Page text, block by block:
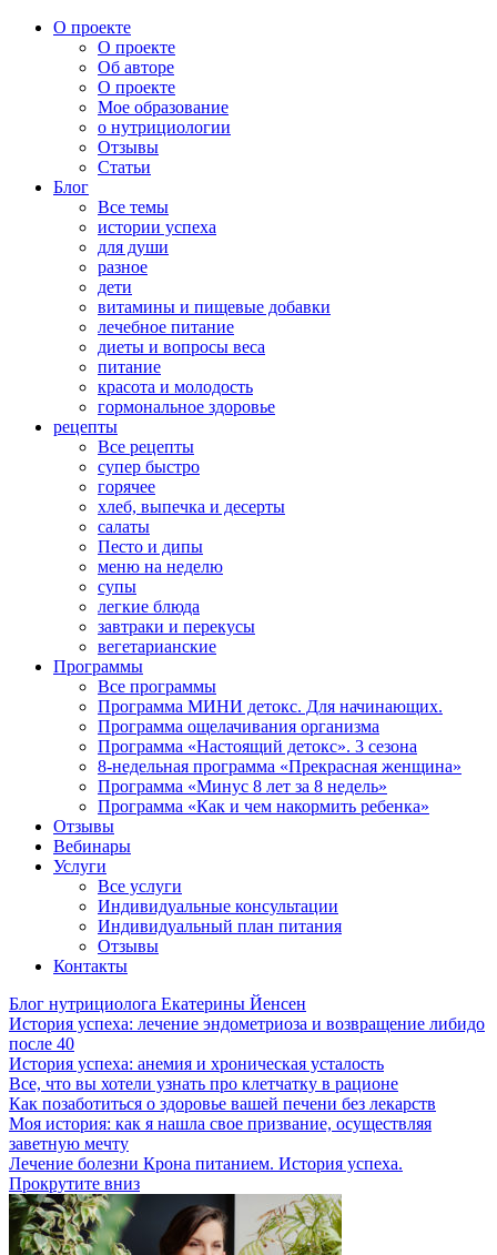
О проекте
О проекте
Об авторе
О проекте
Мое образование
о нутрициологии
Отзывы
Статьи
Блог
Все темы
истории успеха
для души
разное
дети
витамины и пищевые добавки
лечебное питание
диеты и вопросы веса
питание
красота и молодость
гормональное здоровье
рецепты
Все рецепты
супер быстро
горячее
хлеб, выпечка и десерты
салаты
Песто и дипы
меню на неделю
супы
легкие блюда
завтраки и перекусы
вегетарианские
Программы
Все программы
Программа МИНИ детокс. Для начинающих.
Программа ощелачивания организма
Программа «Настоящий детокс». 3 сезона
8-недельная программа «Прекрасная женщина»
Программа «Минус 8 лет за 8 недель»
Программа «Как и чем накормить ребенка»
Отзывы
Вебинары
Услуги
Все услуги
Индивидуальные консультации
Индивидуальный план питания
Отзывы
Контакты
Блог нутрициолога Екатерины Йенсен
История успеха: лечение эндометриоза и возвращение либидо
после 40
История успеха: анемия и хроническая усталость
Все, что вы хотели узнать про клетчатку в рационе
Как позаботиться о здоровье вашей печени без лекарств
Моя история: как я нашла свое призвание, осуществляя
заветную мечту
Лечение болезни Крона питанием. История успеха.
Прокрутите вниз